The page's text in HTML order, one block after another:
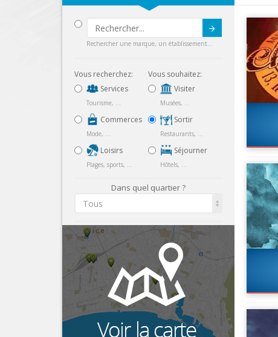
Rechercher une marque, un établissement...
Vous recherchez:
Services
Tourisme, ...
Commerces
Mode, ...
Loisirs
Plages, sports, ...
Vous souhaitez:
Visiter
Musées, ...
Sortir
Restaurants, ...
Séjourner
Hôtels, ...
Dans quel quartier ?
Tous